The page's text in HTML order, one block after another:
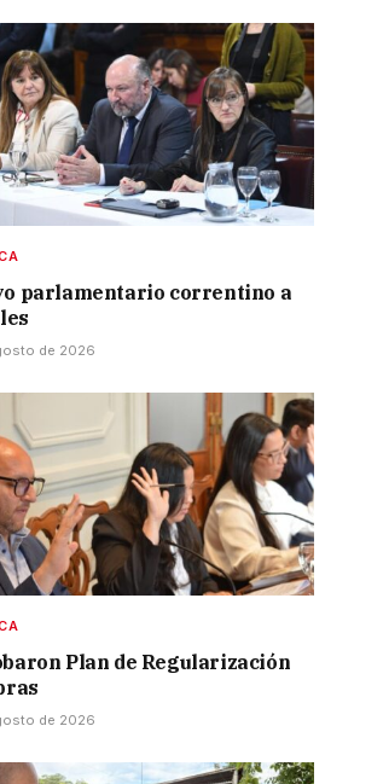
parlamentario correntino a
de 2026
Plan de Regularización
de 2026